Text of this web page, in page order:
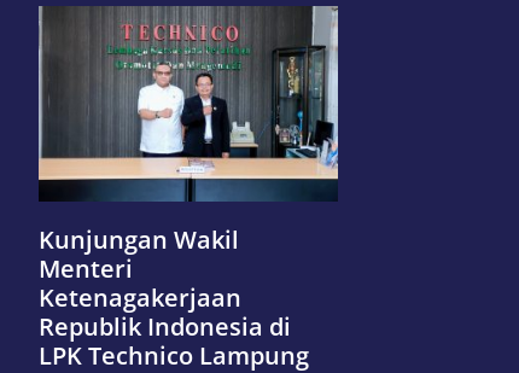
Kunjungan Wakil
Menteri
Ketenagakerjaan
Republik Indonesia di
LPK Technico Lampung